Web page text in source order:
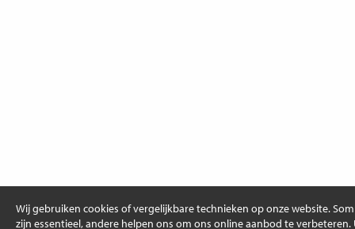
Wij gebruiken cookies of vergelijkbare technieken op onze website.
zijn essentieel, andere helpen ons om ons online aanbod te verbeteren.